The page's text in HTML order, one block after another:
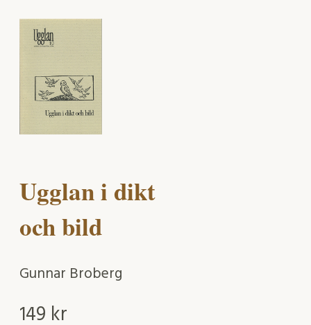
Ugglan i dikt
och bild
Gunnar Broberg
149 kr